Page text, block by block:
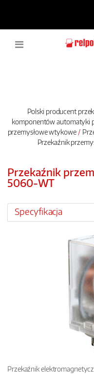
Polski producent
komponentów automatyki
przemysłowe wtykowe
Przekaźnik
Przekaźnik
5060-WT
Specyfikacja
Przekaźnik